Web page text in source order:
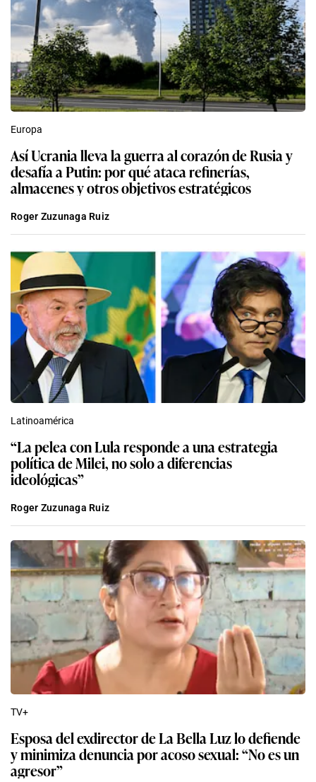
Europa
Así Ucrania lleva la guerra al corazón de Rusia y
desafía a Putin: por qué ataca refinerías,
almacenes y otros objetivos estratégicos
Roger Zuzunaga Ruiz
Latinoamérica
“La pelea con Lula responde a una estrategia
política de Milei, no solo a diferencias
ideológicas”
Roger Zuzunaga Ruiz
TV+
Esposa del exdirector de La Bella Luz lo defiende
y minimiza denuncia por acoso sexual: “No es un
agresor”